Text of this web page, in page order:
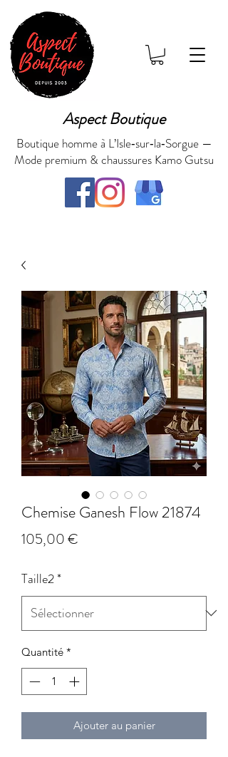
Aspect Boutique
Boutique homme à L’Isle‑sur‑la‑Sorgue —
Mode premium & chaussures Kamo Gutsu
Chemise Ganesh Flow 21874
105,00 €
Taille2*
Quantité *
Ajouter au panier